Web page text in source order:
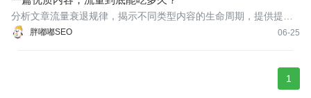
胖嘟嘟SEO 06-25
分析文章流量衰退规律，揭示不同类型内容的生命周期，提供提升
常青内容、结构化更新和AI搜索优化的实用方法，帮助站点实现长
1